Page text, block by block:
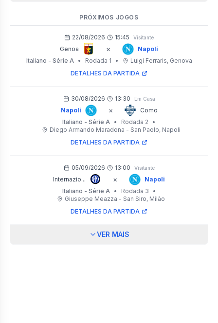
PRÓXIMOS JOGOS
22/08/2026 15:45 Visitante
Genoa ×
Napoli
Italiano - Série A
• Rodada 1 • Luigi Ferraris, Genova
DETALHES DA PARTIDA
30/08/2026 13:30 Em Casa
Napoli ×
Como
Italiano - Série A • Rodada 2
•
Diego Armando Maradona - San Paolo, Napoli
DETALHES DA PARTIDA
05/09/2026 13:00 Visitante
Internazio... ×
Napoli
Italiano - Série A
• Rodada 3
•
Giuseppe Meazza - San Siro, Milão
DETALHES DA PARTIDA
VER MAIS